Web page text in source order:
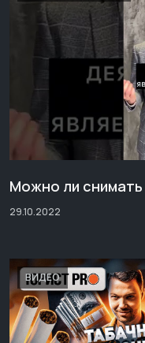
Можно ли
29.10.2022
ВИДЕО